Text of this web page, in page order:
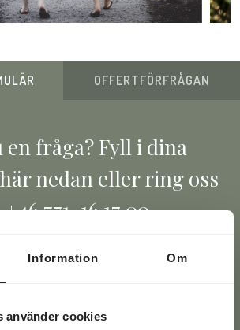
Information Om
använder cookies
OFFERTFÖRFRÅGAN
en fråga? Fyll i dina
nedan eller ring oss
771-16 17 00
frågorna hittar du här >>